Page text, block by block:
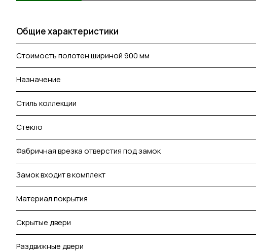
Общие характеристики
Стоимость полотен шириной 900 мм
Назначение
Стиль коллекции
Стекло
Фабричная врезка отверстия под замок
Замок входит в комплект
Материал покрытия
Скрытые двери
Раздвижные двери